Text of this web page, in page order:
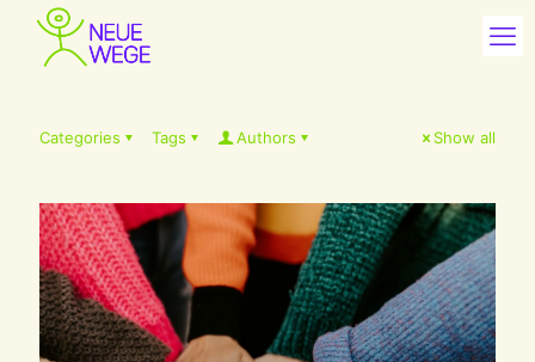
Categories Tags Authors Show all